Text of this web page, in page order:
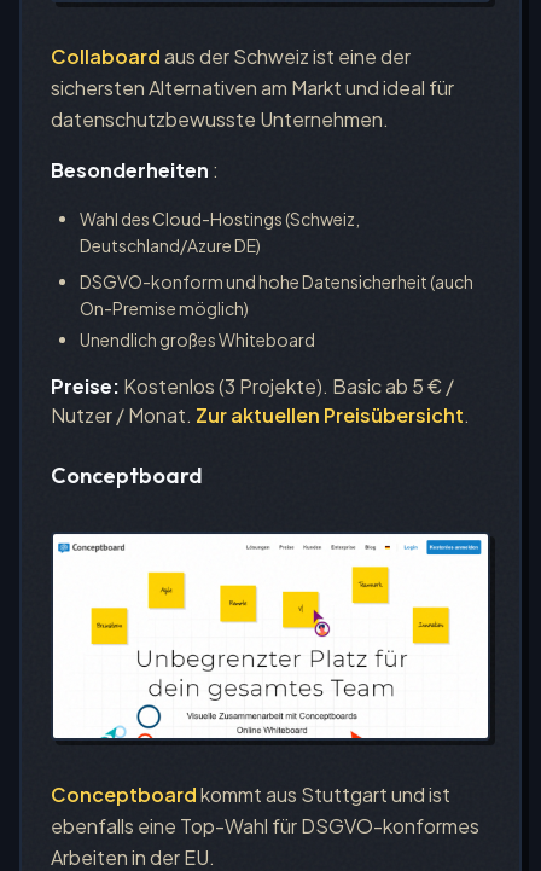
Collaboardaus der Schweiz ist eine der
sichersten Alternativen am Markt und ideal für
datenschutzbewusste Unternehmen.
Besonderheiten :
Wahl des Cloud-Hostings (Schweiz,
Deutschland/Azure DE)
DSGVO-konform und hohe Datensicherheit (auch
On-Premise möglich)
Unendlich großes Whiteboard
Preise: Kostenlos (3 Projekte). Basic ab 5 € /
Nutzer / Monat. Zur aktuellen Preisübersicht.
Conceptboard
Conceptboardkommt aus Stuttgart und ist
ebenfalls eine Top-Wahl für DSGVO-konformes
Arbeiten in der EU.